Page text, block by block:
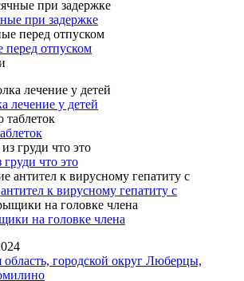
при задержке
перед отпуском
лечение у детей
что это
к вирусному гепатиту с
на головке члена
область, городской округ Люберцы,